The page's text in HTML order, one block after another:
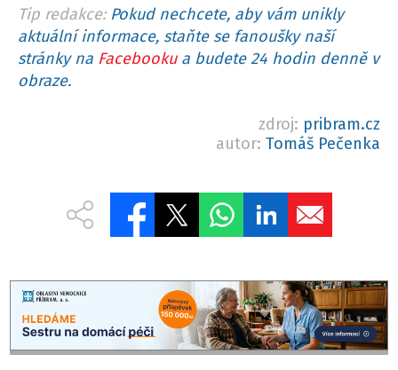
Tip redakce: Pokud nechcete, aby vám unikly
aktuální informace, staňte se fanoušky naší
stránky na Facebookua budete 24 hodin denně v
obraze.
zdroj: pribram.cz
autor: Tomáš Pečenka